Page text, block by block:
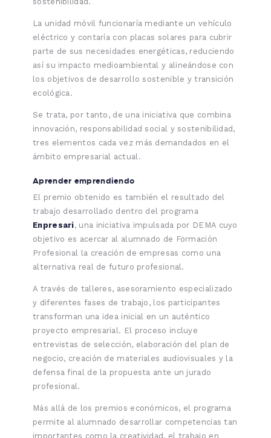
La unidad móvil funcionaría mediante un vehículo
eléctrico y contaría con placas solares para cubrir
parte de sus necesidades energéticas, reduciendo
así su impacto medioambiental y alineándose con
los objetivos de desarrollo sostenible y transición
ecológica.
Se trata, por tanto, de una iniciativa que combina
innovación, responsabilidad social y sostenibilidad,
tres elementos cada vez más demandados en el
ámbito empresarial actual.
Aprender emprendiendo
El premio obtenido es también el resultado del
trabajo desarrollado dentro del programa
Enpresari, una iniciativa impulsada por DEMA cuyo
objetivo es acercar al alumnado de Formación
Profesional la creación de empresas como una
alternativa real de futuro profesional.
A través de talleres, asesoramiento especializado
y diferentes fases de trabajo, los participantes
transforman una idea inicial en un auténtico
proyecto empresarial. El proceso incluye
entrevistas de selección, elaboración del plan de
negocio, creación de materiales audiovisuales y la
defensa final de la propuesta ante un jurado
profesional.
Más allá de los premios económicos, el programa
permite al alumnado desarrollar competencias tan
importantes como la creatividad, el trabajo en